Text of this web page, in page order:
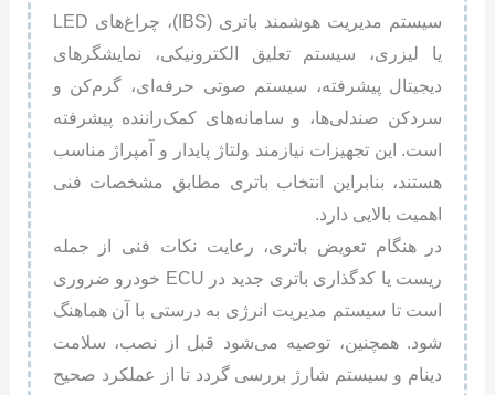
سیستم مدیریت هوشمند باتری (IBS)، چراغ‌های LED
یا لیزری، سیستم تعلیق الکترونیکی، نمایشگرهای
دیجیتال پیشرفته، سیستم صوتی حرفه‌ای، گرم‌کن و
سرد‌کن صندلی‌ها، و سامانه‌های کمک‌راننده پیشرفته
است. این تجهیزات نیازمند ولتاژ پایدار و آمپراژ مناسب
هستند، بنابراین انتخاب باتری مطابق مشخصات فنی
اهمیت بالایی دارد.
در هنگام تعویض باتری، رعایت نکات فنی از جمله
ریست یا کدگذاری باتری جدید در ECU خودرو ضروری
است تا سیستم مدیریت انرژی به درستی با آن هماهنگ
شود. همچنین، توصیه می‌شود قبل از نصب، سلامت
دینام و سیستم شارژ بررسی گردد تا از عملکرد صحیح